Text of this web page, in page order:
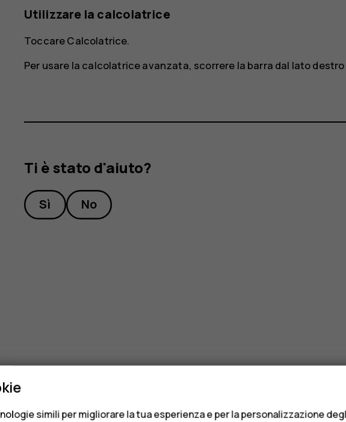
Utilizzare la calcolatrice
ToccareCalcolatrice.
Per usare la calcolatrice avanzata, scorrere la barra dal lato
Ti è stato d'aiuto?
Sì No
simili per migliorare la tua esperienza e per la personalizzazione